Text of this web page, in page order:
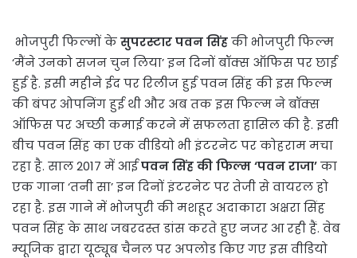
भोजपुरी फिल्मों केसुपरस्‍टार पवन सिंहकी भोजपुरी फिल्‍म
‘मैंने उनको सजन चुन लिया’ इन दिनों बॉक्स ऑफिस पर छाई
हुई है. इसी महीने ईद पर रिलीज हुई पवन सिंह की इस फिल्म
की बंपर ओपनिंग हुई थी और अब तक इस फिल्म ने बॉक्स
ऑफिस पर अच्छी कमाई करने में सफलता हासिल की है. इसी
बीच पवन सिंह का एक वीडियो भी इंटरनेट पर कोहराम मचा
रहा है. साल 2017 में आईपवन सिंह की फिल्म ‘पवन राजा’का
एक गाना ‘तनी सा’ इन दिनों इंटरनेट पर तेजी से वायरल हो
रहा है. इस गाने में भोजपुरी की मशहूर अदाकारा अक्षरा सिंह
पवन सिंह के साथ जबरदस्त डांस करते हुए नजर आ रही हैं. वेब
म्यूजिक द्वारा यूट्यूब चैनल पर अपलोड किए गए इस वीडियो